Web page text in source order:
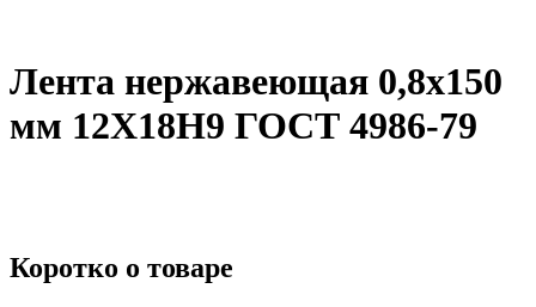
Лента нержавеющая 0,8х150
мм 12Х18Н9 ГОСТ 4986-79
Коротко о товаре